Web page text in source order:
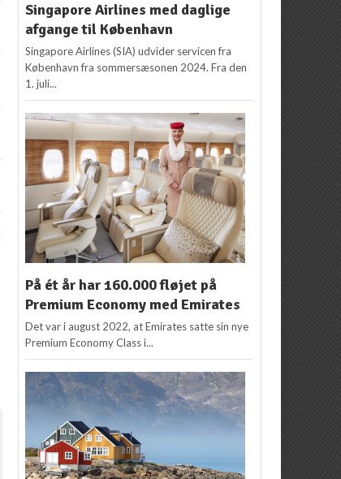
Singapore Airlines med daglige
afgange til København
Singapore Airlines (SIA) udvider servicen fra
København fra sommersæsonen 2024. Fra den
1. juli...
På ét år har 160.000 fløjet på
Premium Economy med Emirates
Det var i august 2022, at Emirates satte sin nye
Premium Economy Class i...